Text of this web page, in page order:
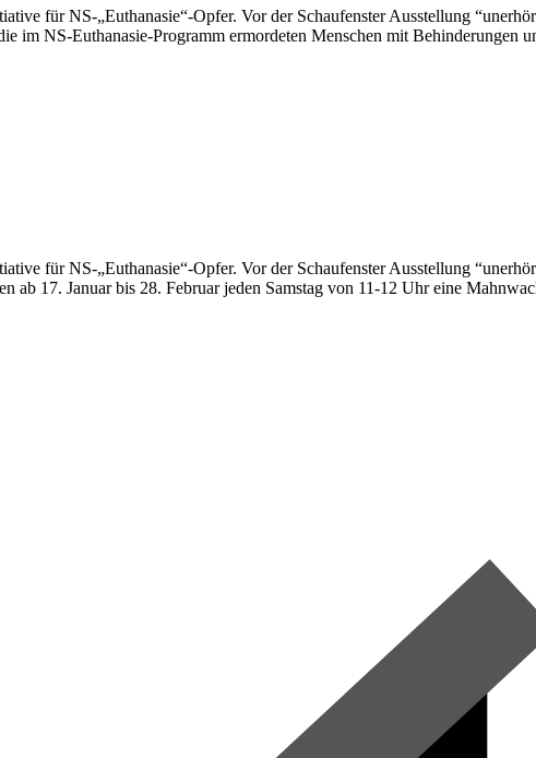
für NS-„Euthanasie“-Opfer. Vor der Schaufenster Ausstellung
im NS-Euthanasie-Programm ermordeten Menschen mit Behinderungen
für NS-„Euthanasie“-Opfer. Vor der Schaufenster Ausstellung
17. Januar bis 28. Februar jeden Samstag von 11-12 Uhr eine